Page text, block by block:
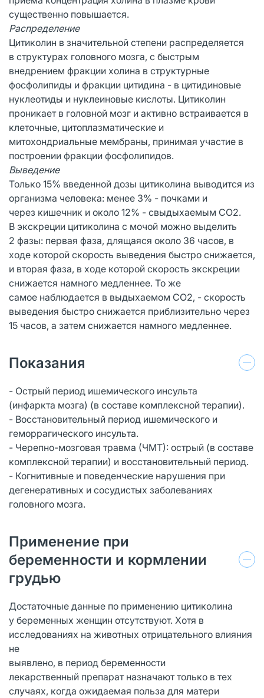
существенно повышается.
Распределение
Цитиколин в значительной степени распределяется
в структурах головного мозга, с быстрым
внедрением фракции холина в структурные
фосфолипиды и фракции цитидина - в цитидиновые
нуклеотиды и нуклеиновые кислоты. Цитиколин
проникает в головной мозг и активно встраивается в
клеточные, цитоплазматические и
митохондриальные мембраны, принимая участие в
построении фракции фосфолипидов.
Выведение
Только 15% введенной дозы цитиколина выводится из
организма человека: менее 3% - почками и
через кишечник и около 12% - свыдыхаемым СО2.
В экскреции цитиколина с мочой можно выделить
2 фазы: первая фаза, длящаяся около 36 часов, в
ходе которой скорость выведения быстро снижается,
и вторая фаза, в ходе которой скорость экскреции
снижается намного медленнее. То же
самое наблюдается в выдыхаемом СО2, - скорость
выведения быстро снижается приблизительно через
15 часов, а затем снижается намного медленнее.
Показания
- Острый период ишемического инсульта
(инфаркта мозга) (в составе комплексной терапии).
- Восстановительный период ишемического и
геморрагического инсульта.
- Черепно-мозговая травма (ЧМТ): острый (в составе
комплексной терапии) и восстановительный период.
- Когнитивные и поведенческие нарушения при
дегенеративных и сосудистых заболеваниях
головного мозга.
Применение при
беременности и кормлении
грудью
Достаточные данные по применению цитиколина
у беременных женщин отсутствуют. Хотя в
исследованиях на животных отрицательного влияния
не
выявлено, в период беременности
лекарственный препарат назначают только в тех
случаях, когда ожидаемая польза для матери